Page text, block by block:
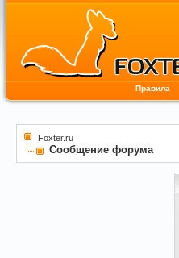
Правила
Foxter.ru
Сообщение форума